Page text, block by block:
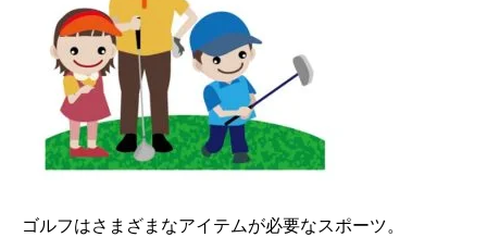
ゴルフはさまざまなアイテムが必要なスポーツ。